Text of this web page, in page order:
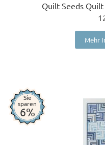
Quilt Seeds
Mehr
Sie
sparen
6%